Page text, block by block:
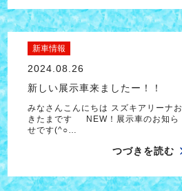
新車情報
2024.08.26
新しい展示車来ましたー！！
みなさんこんにちは スズキアリーナお
きたまです NEW！展示車のお知ら
せです(^○…
つづきを読む